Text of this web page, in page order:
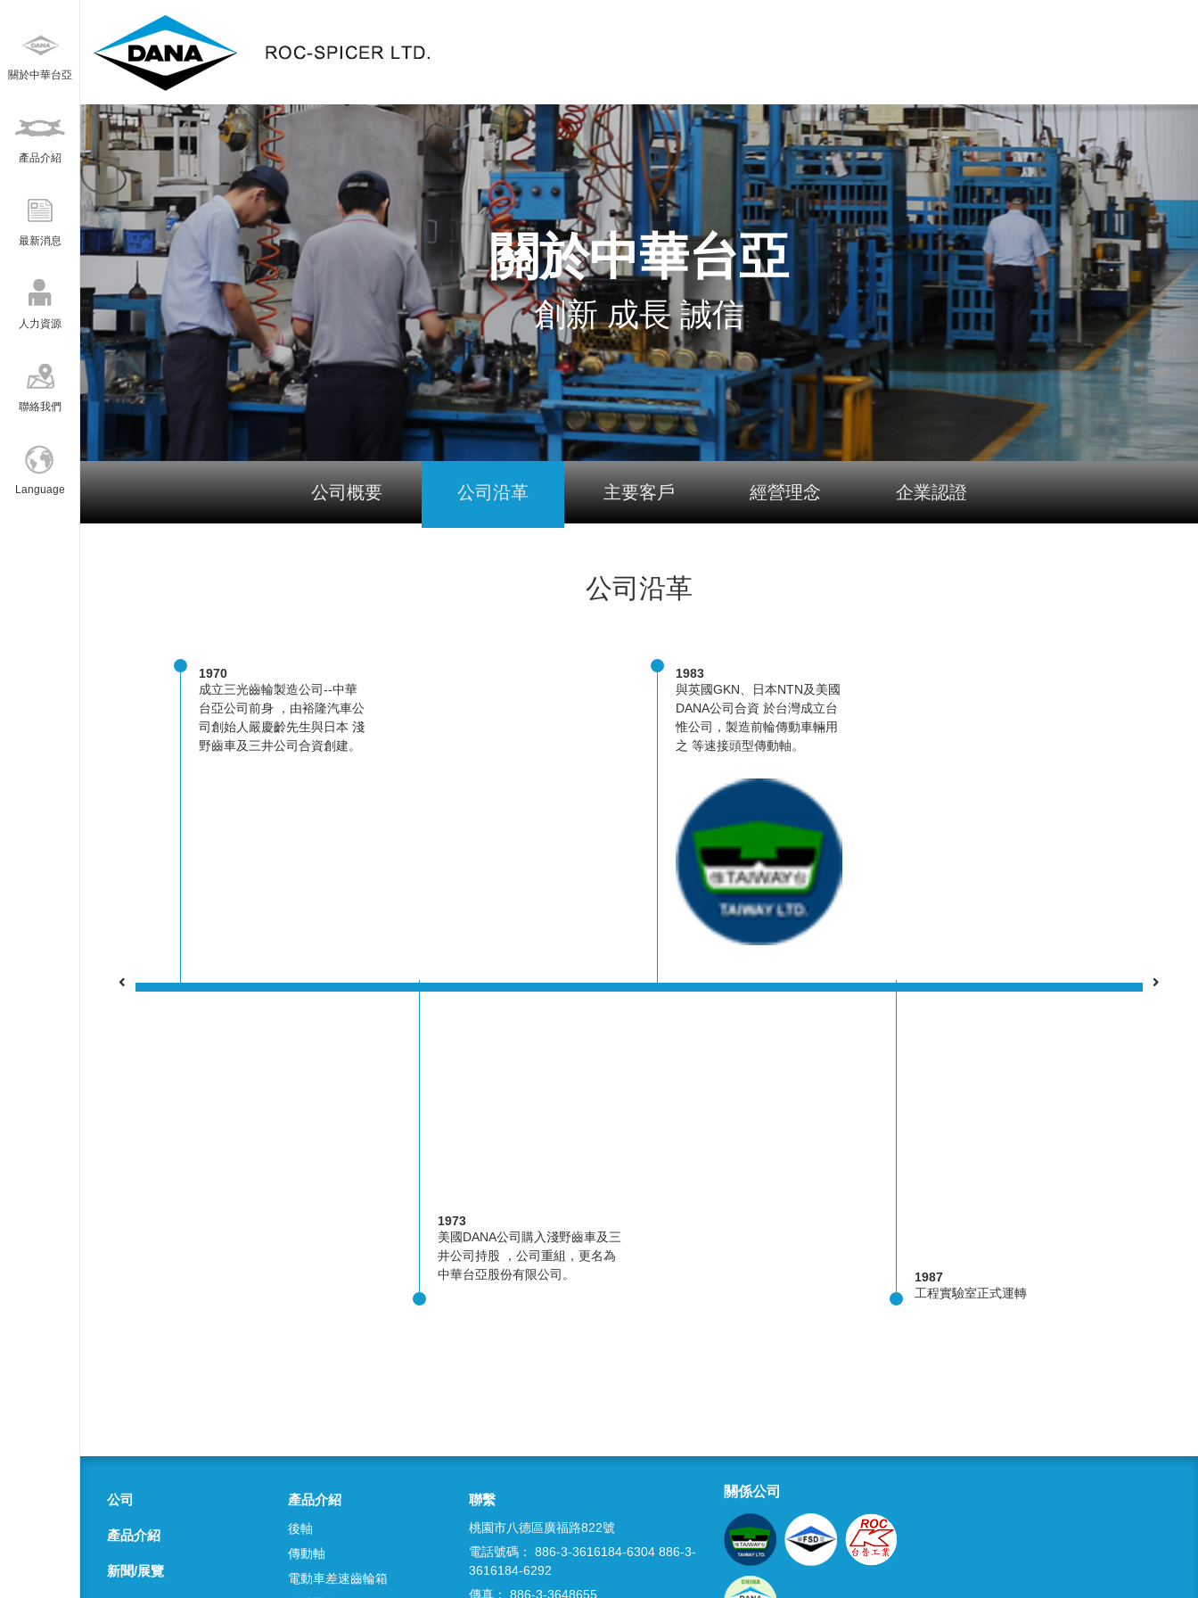
關於中華台亞
產品介紹
最新消息
人力資源
聯絡我們
Language
關於中華台亞
創新 成長 誠信
公司概要 公司沿革 主要客戶 經營理念 企業認證
公司沿革
1970
成立三光齒輪製造公司--中華
台亞公司前身 ，由裕隆汽車公
司創始人嚴慶齡先生與日本 淺
野齒車及三井公司合資創建。
1973
美國DANA公司購入淺野齒車及三
井公司持股 ，公司重組，更名為
中華台亞股份有限公司。
1983
與英國GKN、日本NTN及美國
DANA公司合資 於台灣成立台
惟公司，製造前輪傳動車輛用
之 等速接頭型傳動軸。
1987
工程實驗室正式運轉
公司
產品介紹
新聞/展覽
產品介紹
後軸
傳動軸
電動車差速齒輪箱
聯繫
桃園市八德區廣福路822號
電話號碼： 886-3-3616184-6304 886-3-
3616184-6292
傳真： 886-3-3648655
關係公司